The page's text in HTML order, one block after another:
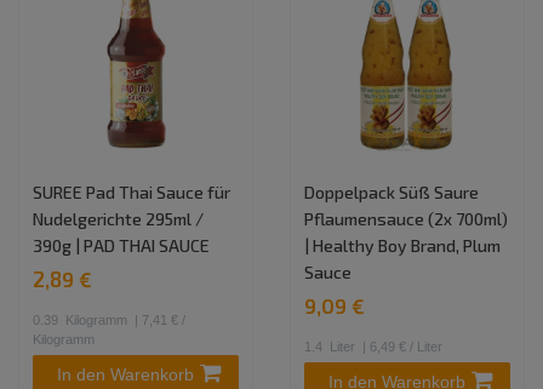
SUREE Pad Thai Sauce für
Nudelgerichte 295ml /
390g | PAD THAI SAUCE
2,89 €
0.39 Kilogramm
| 7,41 € /
Kilogramm
In den Warenkorb
Doppelpack Süß Saure
Pflaumensauce (2x 700ml)
| Healthy Boy Brand, Plum
Sauce
9,09 €
1.4 Liter | 6,49 € / Liter
In den Warenkorb